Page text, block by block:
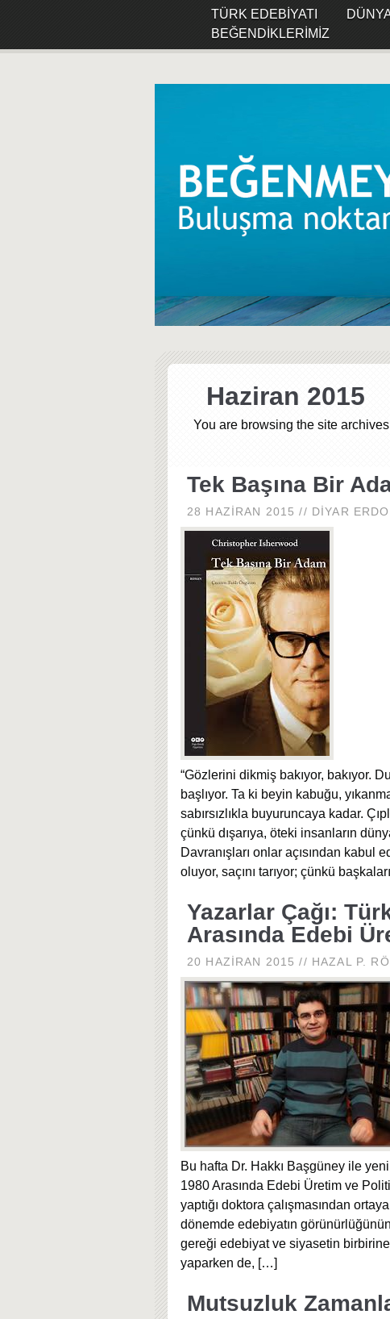
TÜRK EDEBIYATI
BEĞENDIKLERIMIZ
Haziran 2015
You are browsing the site
Tek Başına Bir
28 HAZIRAN 2015 // DIYAR
“Gözlerini dikmiş bakıyor, bakıyor.
başlıyor. Ta ki beyin kabuğu,
sabırsızlıkla buyuruncaya kadar.
çünkü dışarıya, öteki insanların
Davranışları onlar açısından kabul
oluyor, saçını tarıyor; çünkü
Yazarlar Çağı:
Arasında Edebi
20 HAZIRAN 2015 // HAZAL P.
Bu hafta Dr. Hakkı Başgüney ile
1980 Arasında Edebi Üretim ve
yaptığı doktora çalışmasından
dönemde edebiyatın
gereği edebiyat ve siyasetin birbirine
yaparken de, […]
Mutsuzluk